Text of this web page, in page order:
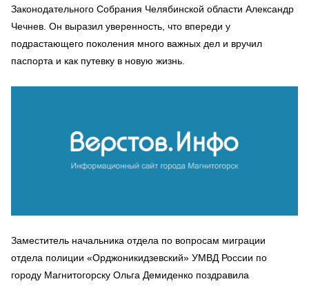
Законодательного Собрания Челябинской области Александр
Чечнев. Он выразил уверенность, что впереди у
подрастающего поколения много важных дел и вручил
паспорта и как путевку в новую жизнь.
Заместитель начальника отдела по вопросам миграции
отдела полиции «Орджоникидзевский» УМВД России по
городу Магнитогорску Ольга Демиденко поздравила